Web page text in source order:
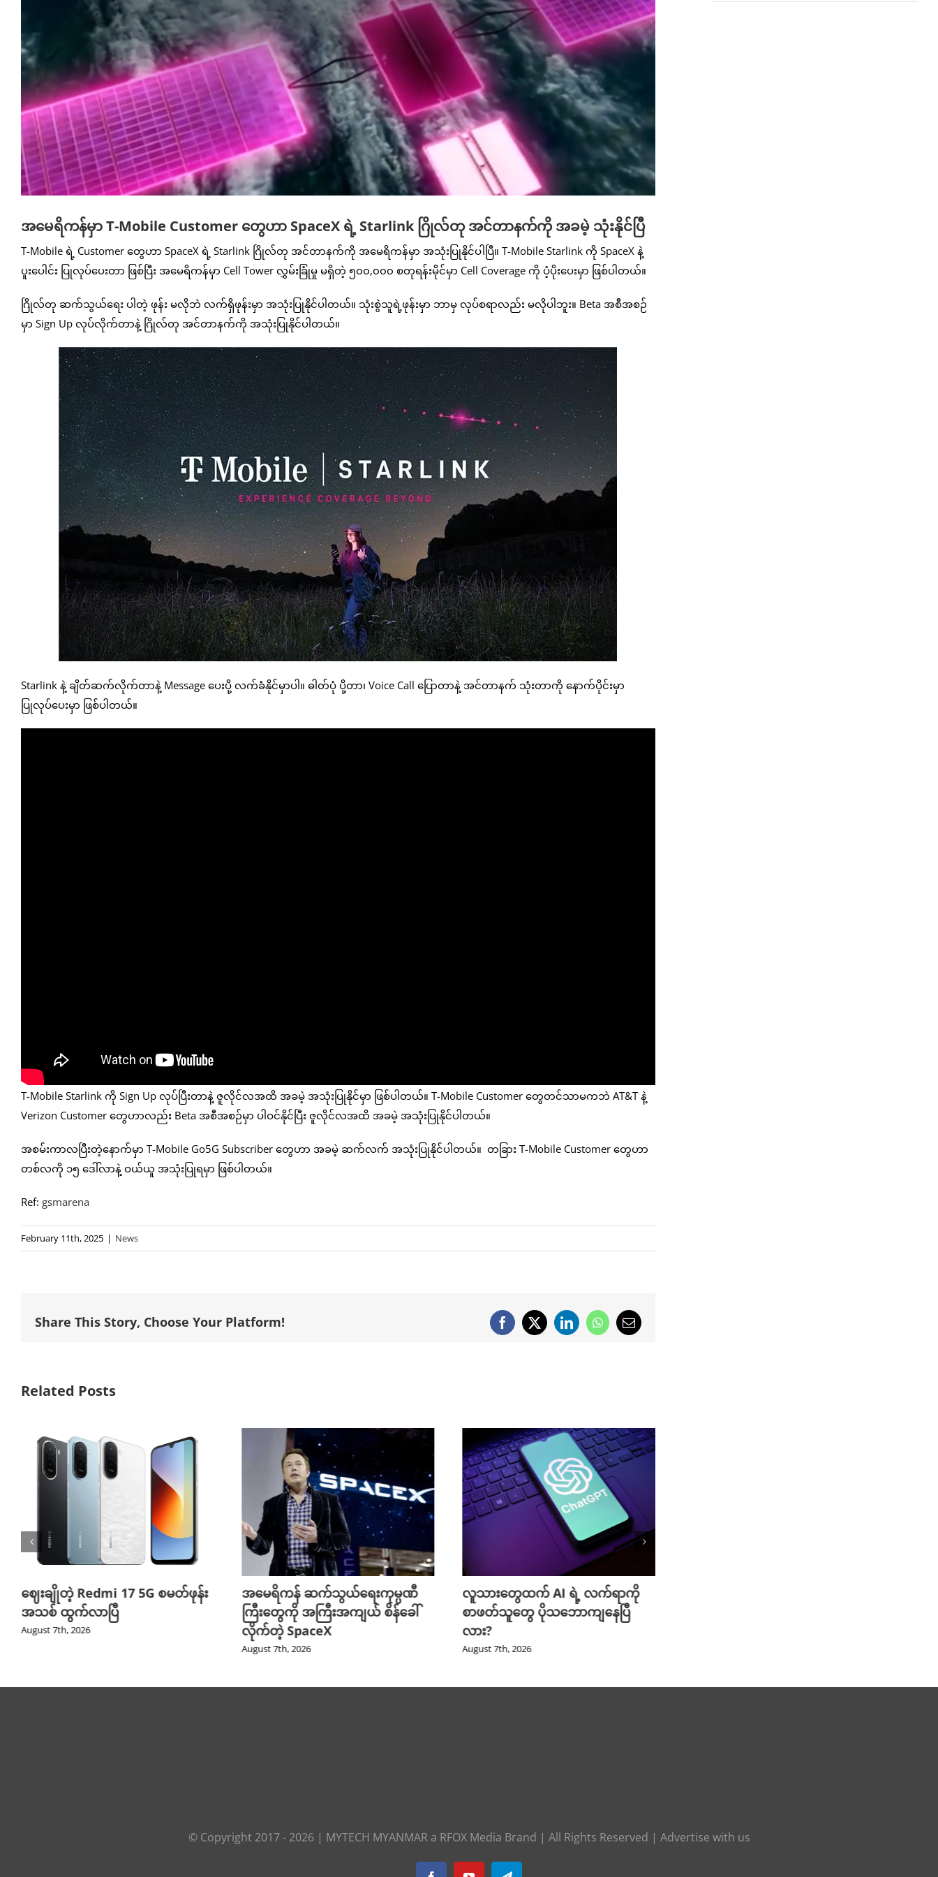
အမေရိကန်မှာ T-Mobile Customer တွေဟာ SpaceX ရဲ့ Starlink ဂြိုလ်တု အင်တာနက်ကို အခမဲ့ သုံးနိုင်ပြီ
T-Mobile ရဲ့ Customer တွေဟာ SpaceX ရဲ့ Starlink ဂြိုလ်တု အင်တာနက်ကို အမေရိကန်မှာ အသုံးပြုနိုင်ပါပြီ။ T-Mobile Starlink ကို SpaceX နဲ့
ပူးပေါင်း ပြုလုပ်ပေးတာ ဖြစ်ပြီး အမေရိကန်မှာ Cell Tower လွှမ်းခြုံမှု မရှိတဲ့ ၅၀၀,၀၀၀ စတုရန်းမိုင်မှာ Cell Coverage ကို ပံ့ပိုးပေးမှာ ဖြစ်ပါတယ်။
ဂြိုလ်တု ဆက်သွယ်ရေး ပါတဲ့ ဖုန်း မလိုဘဲ လက်ရှိဖုန်းမှာ အသုံးပြုနိုင်ပါတယ်။ သုံးစွဲသူရဲ့ဖုန်းမှာ ဘာမှ လုပ်စရာလည်း မလိုပါဘူး။ Beta အစီအစဉ်
မှာ Sign Up လုပ်လိုက်တာနဲ့ ဂြိုလ်တု အင်တာနက်ကို အသုံးပြုနိုင်ပါတယ်။
Starlink နဲ့ ချိတ်ဆက်လိုက်တာနဲ့ Message ပေးပို့ လက်ခံနိုင်မှာပါ။ ဓါတ်ပုံ ပို့တာ၊ Voice Call ပြောတာနဲ့ အင်တာနက် သုံးတာကို နောက်ပိုင်းမှာ
ပြုလုပ်ပေးမှာ ဖြစ်ပါတယ်။
T-Mobile Starlink ကို Sign Up လုပ်ပြီးတာနဲ့ ဇူလိုင်လအထိ အခမဲ့ အသုံးပြုနိုင်မှာ ဖြစ်ပါတယ်။ T-Mobile Customer တွေတင်သာမကဘဲ AT&T နဲ့
Verizon Customer တွေဟာလည်း Beta အစီအစဉ်မှာ ပါဝင်နိုင်ပြီး ဇူလိုင်လအထိ အခမဲ့ အသုံးပြုနိုင်ပါတယ်။
အစမ်းကာလပြီးတဲ့နောက်မှာ T-Mobile Go5G Subscriber တွေဟာ အခမဲ့ ဆက်လက် အသုံးပြုနိုင်ပါတယ်။ တခြား T-Mobile Customer တွေဟာ
တစ်လကို ၁၅ ဒေါ်လာနဲ့ ဝယ်ယူ အသုံးပြုရမှာ ဖြစ်ပါတယ်။
Ref: gsmarena
February 11th, 2025 | News
Share This Story, Choose Your Platform! Facebook
X LinkedInWhatsApp
Email
Related Posts
အမေရိကန် ဆက်သွယ်ရေးကုမ္ပဏီ
ကြီးတွေကို အကြီးအကျယ် စိန်ခေါ်
လိုက်တဲ့ SpaceX
လူသားတွေထက် AI ရဲ့ လက်ရာကို
စာဖတ်သူတွေ ပိုသဘောကျနေပြီ
လား?
August 7th, 2026
Meta ရဲ့ AI မော်ဒယ် အင်တာနက်
ချိတ်ဆက်ကာ အခြားကုမ္ပဏီတစ်ခု
ကို ဟက်ခ်လုပ်ခဲ့
August 6th, 2026
© Copyright 2017 - 2026| MYTECH MYANMARa RFOX Media Brand | All Rights Reserved | Advertise with us